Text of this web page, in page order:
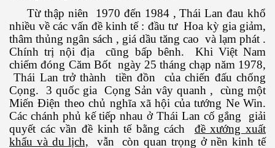
Từ thập niên 1970 đến 1984 , Thái Lan đau khổ
nhiều về các vấn đề kinh tế : đầu tư Hoa kỳ gia giảm,
thâm thủng ngân sách , giá dầu tăng cao và lạm phát .
Chính trị nội địa cũng bấp bênh. Khi Việt Nam
chiếm đóng Căm Bốt ngày 25 tháng chạp năm 1978,
Thái Lan trở thành tiền đồn của chiến đấu chống
Cọng. 3 quốc gia Cọng Sản vây quanh , cùng một
Miến Điện theo chủ nghĩa xã hội của tướng Ne Win.
Các chánh phủ kế tiếp nhau ở Thái Lan cố gắng giải
quyết các vần đề kinh tế bằng cách đề xướng xuất
khẩu và du lịch, vẫn còn quan trọng ở nền kinh tế
Listeria